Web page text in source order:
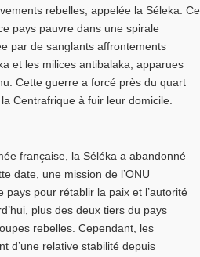
rebelles, appelée la Séleka. Ce
pays pauvre dans une spirale
par de sanglants affrontements
et les milices antibalaka, apparues
Cette guerre a forcé près du quart
Centrafrique à fuir leur domicile.
française, la Séléka a abandonné
date, une mission de l’ONU
pays pour rétablir la paix et l’autorité
plus des deux tiers du pays
rebelles. Cependant, les
d’une relative stabilité depuis